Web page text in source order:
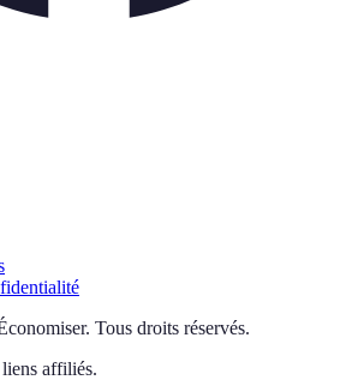
. Tous droits réservés.
affiliés.